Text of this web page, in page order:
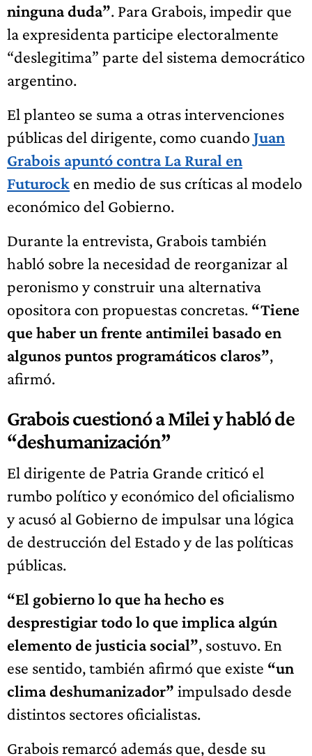
ninguna duda”. Para Grabois, impedir que
la expresidenta participe electoralmente
“deslegitima” parte del sistema democrático
argentino.
El planteo se suma a otras intervenciones
públicas del dirigente, como cuando Juan
Grabois apuntó contra La Rural en
Futurock en medio de sus críticas al modelo
económico del Gobierno.
Durante la entrevista, Grabois también
habló sobre la necesidad de reorganizar al
peronismo y construir una alternativa
opositora con propuestas concretas. “Tiene
que haber un frente antimilei basado en
algunos puntos programáticos claros”,
afirmó.
Grabois cuestionó a Milei y habló de
“deshumanización”
El dirigente de Patria Grande criticó el
rumbo político y económico del oficialismo
y acusó al Gobierno de impulsar una lógica
de destrucción del Estado y de las políticas
públicas.
“El gobierno lo que ha hecho es
desprestigiar todo lo que implica algún
elemento de justicia social”, sostuvo. En
ese sentido, también afirmó que existe “un
clima deshumanizador” impulsado desde
distintos sectores oficialistas.
Grabois remarcó además que, desde su